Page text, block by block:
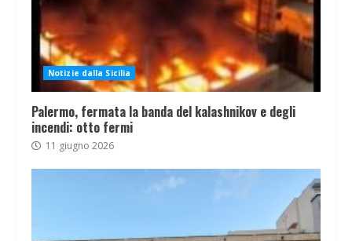
Notizie dalla Sicilia
Palermo, fermata la banda del kalashnikov e degli
incendi: otto fermi
11 giugno 2026